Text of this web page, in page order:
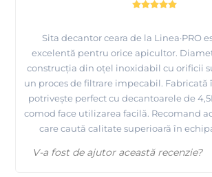
Sita decantor ceara de la Linea·PRO
excelentă pentru orice apicultor.
construcția din oțel inoxidabil cu orificii
un proces de filtrare impecabil. Fabricată
potrivește perfect cu decantoarele de
comod face utilizarea facilă. Recomand
care caută calitate superioară în
V-a fost de ajutor această recenzie?